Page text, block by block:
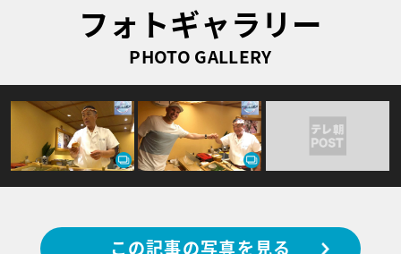
フォトギャラリー
PHOTO GALLERY
この記事の写真を見る